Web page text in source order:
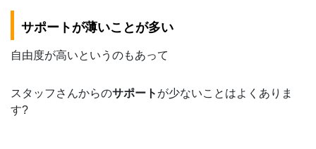
サポートが薄いことが多い
自由度が高いというのもあって
スタッフさんからのサポート が少ないことはよくありま
す?